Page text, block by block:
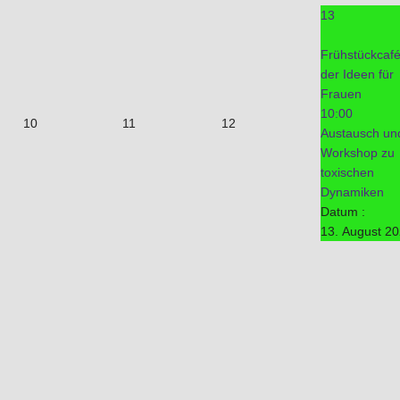
10 11 12
13
Frühstückcafé
der Ideen für
Frauen
10:00
Austausch
Workshop zu
toxischen
Dynamiken
Datum :
13. August